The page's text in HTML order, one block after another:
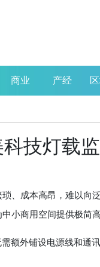
商业 产经
技灯载
成本高昂，难以向
小商用空间提供极简
外铺设电源线和通